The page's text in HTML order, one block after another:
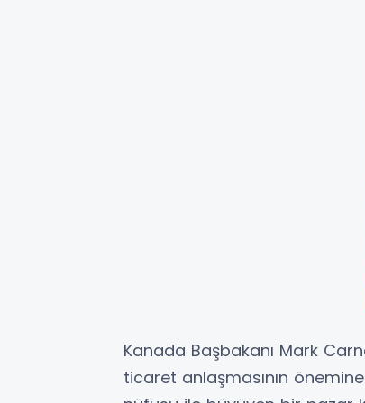
Kanada Başbakanı Mark
ticaret anlaşmasının